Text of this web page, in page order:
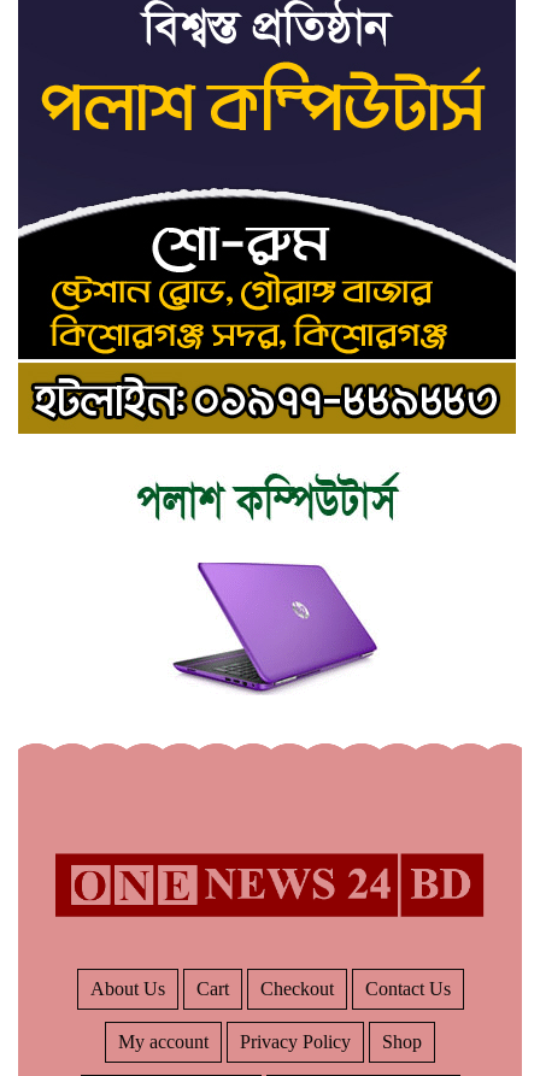
৯
দেশের পোলট্রি মাংসে মাত্রাতিরিক্ত
অ্যান্টিমাইক্রোবিয়াল: গবেষণা
জুলাইয়ে বিএনপির দলীয় অভ্যুত্থান
হয়েছে’
About Us Cart Checkout Contact Us
My account Privacy Policy Shop